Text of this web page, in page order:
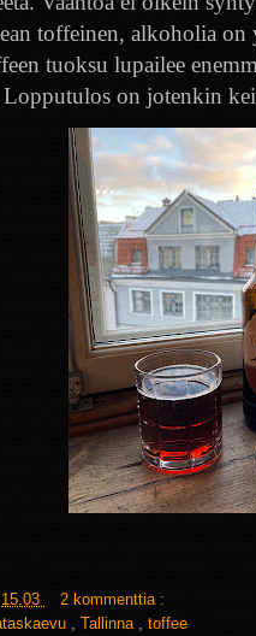
toffeinen, alkoholia on
tuoksu lupailee
Lopputulos on jotenkin
15.03
2 kommenttia :
Tallinna toffee